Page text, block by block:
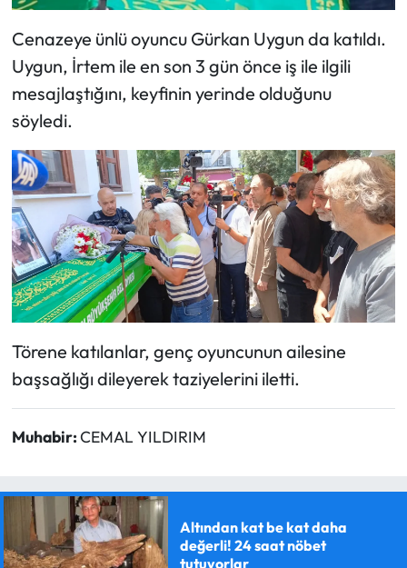
Cenazeye ünlü oyuncu Gürkan Uygun da katıldı.
Uygun, İrtem ile en son 3 gün önce iş ile ilgili
mesajlaştığını, keyfinin yerinde olduğunu
söyledi.
Törene katılanlar, genç oyuncunun ailesine
başsağlığı dileyerek taziyelerini iletti.
Muhabir:CEMAL YILDIRIM
Altından kat be kat daha
değerli! 24 saat nöbet
tutuyorlar